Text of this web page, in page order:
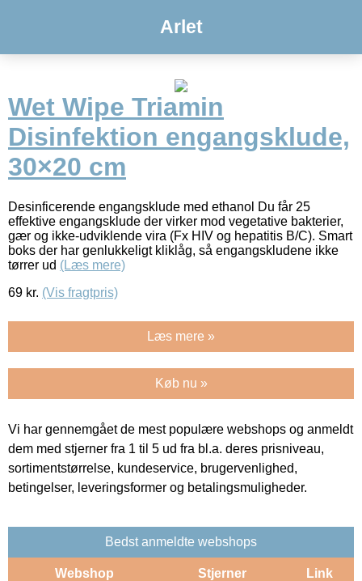
Arlet
Wet Wipe Triamin
Disinfektion engangsklude,
30×20 cm
Desinficerende engangsklude med ethanol Du får 25
effektive engangsklude der virker mod vegetative bakterier,
gær og ikke-udviklende vira (Fx HIV og hepatitis B/C). Smart
boks der har genlukkeligt kliklåg, så engangskludene ikke
tørrer ud (Læs mere)
69 kr. (Vis fragtpris)
Læs mere »
Køb nu »
Vi har gennemgået de mest populære webshops og anmeldt
dem med stjerner fra 1 til 5 ud fra bl.a. deres prisniveau,
sortimentstørrelse, kundeservice, brugervenlighed,
betingelser, leveringsformer og betalingsmuligheder.
Bedst anmeldte webshops
Webshop Stjerner Link